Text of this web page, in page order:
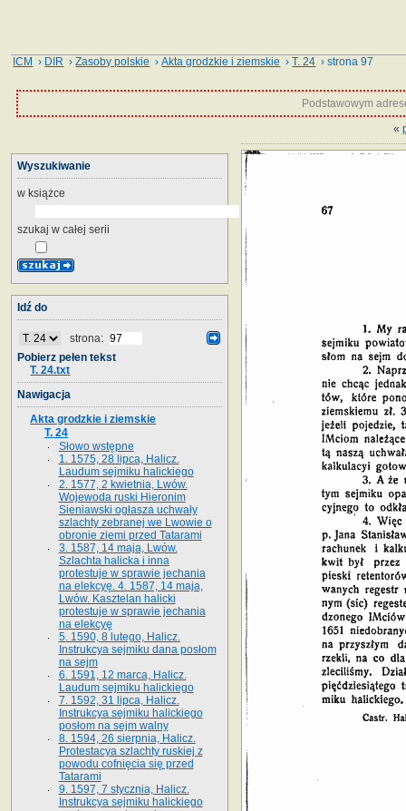
ICM › DIR ›Zasoby polskie ›Akta grodzkie i ziemskie ›T. 24 › strona 97
Podstawowym
«
Wyszukiwanie
w książce
szukaj w całej serii
Idź do
strona:
Pobierz pełen tekst
T. 24.txt
Nawigacja
Akta grodzkie i ziemskie
T. 24
Słowo wstępne
1. 1575, 28 lipca, Halicz.
Laudum sejmiku halickiego
2. 1577, 2 kwietnia, Lwów.
Wojewoda ruski Hieronim
Sieniawski ogłasza uchwały
szlachty zebranej we Lwowie o
obronie ziemi przed Tatarami
3. 1587, 14 maja, Lwów.
Szlachta halicka i inna
protestuje w sprawie jechania
na elekcyę. 4. 1587, 14 maja,
Lwów. Kasztelan halicki
protestuje w sprawie jechania
na elekcyę
5. 1590, 8 lutego, Halicz.
Instrukcya sejmiku dana posłom
na sejm
6. 1591, 12 marca, Halicz.
Laudum sejmiku halickiego
7. 1592, 31 lipca, Halicz.
Instrukcya sejmiku halickiego
posłom na sejm walny
8. 1594, 26 sierpnia, Halicz.
Protestacya szlachty ruskiej z
powodu cofnięcia się przed
Tatarami
9. 1597, 7 stycznia, Halicz.
Instrukcya sejmiku halickiego